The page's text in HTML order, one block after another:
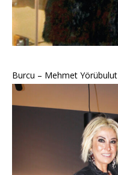
Burcu – Mehmet Yörübulut